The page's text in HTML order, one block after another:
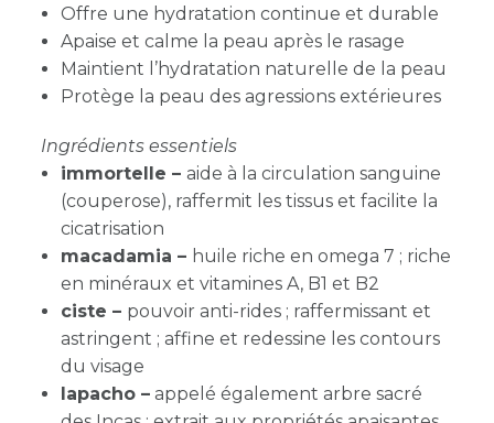
Offre une hydratation continue et durable
Apaise et calme la peau après le rasage
Maintient l’hydratation naturelle de la peau
Protège la peau des agressions extérieures
Ingrédients essentiels
immortelle – aide à la circulation sanguine
(couperose), raffermit les tissus et facilite la
cicatrisation
macadamia – huile riche en omega 7 ; riche
en minéraux et vitamines A, B1 et B2
ciste – pouvoir anti-rides ; raffermissant et
astringent ; affine et redessine les contours
du visage
lapacho – appelé également arbre sacré